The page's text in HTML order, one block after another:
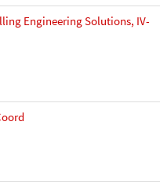
Engineering Solutions, IV-